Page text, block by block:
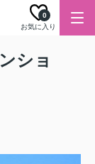
お気に入り
0
ショ